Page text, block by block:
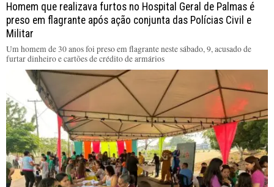
Homem que realizava furtos no Hospital Geral de Palmas é
preso em flagrante após ação conjunta das Polícias Civil e
Militar
Um homem de 30 anos foi preso em flagrante neste sábado, 9, acusado de
furtar dinheiro e cartões de crédito de armários